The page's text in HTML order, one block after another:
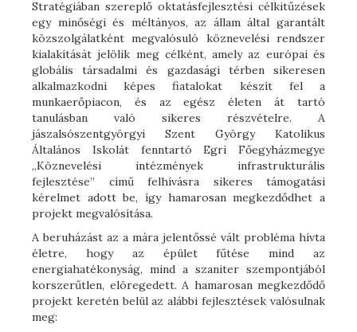
Stratégiában szereplő oktatásfejlesztési célkitűzések
egy minőségi és méltányos, az állam által garantált
közszolgálatként megvalósuló köznevelési rendszer
kialakítását jelölik meg célként, amely az európai és
globális társadalmi és gazdasági térben sikeresen
alkalmazkodni képes fiatalokat készít fel a
munkaerőpiacon, és az egész életen át tartó
tanulásban való sikeres részvételre. A
jászalsószentgyörgyi Szent György Katolikus
Általános Iskolát fenntartó Egri Főegyházmegye
„Köznevelési intézmények infrastrukturális
fejlesztése” című felhívásra sikeres támogatási
kérelmet adott be, így hamarosan megkezdődhet a
projekt megvalósítása.
A beruházást az a mára jelentőssé vált probléma hívta
életre, hogy az épület fűtése mind az
energiahatékonyság, mind a szaniter szempontjából
korszerűtlen, elöregedett. A hamarosan megkezdődő
projekt keretén belül az alábbi fejlesztések valósulnak
meg: